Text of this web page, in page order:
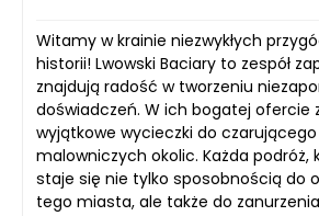
Witamy w krainie niezwykłych
historii! Lwowski Baciary to zespół
znajdują radość w tworzeniu
doświadczeń. W ich bogatej ofercie
wyjątkowe wycieczki do czarującego
malowniczych okolic. Każda podróż,
staje się nie tylko sposobnością do
tego miasta, ale także do